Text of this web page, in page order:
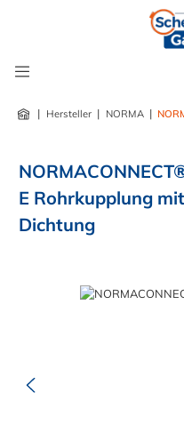
| Hersteller | NORMA |
E Rohrkupplung
Dichtung
Bildergalerie überspringen